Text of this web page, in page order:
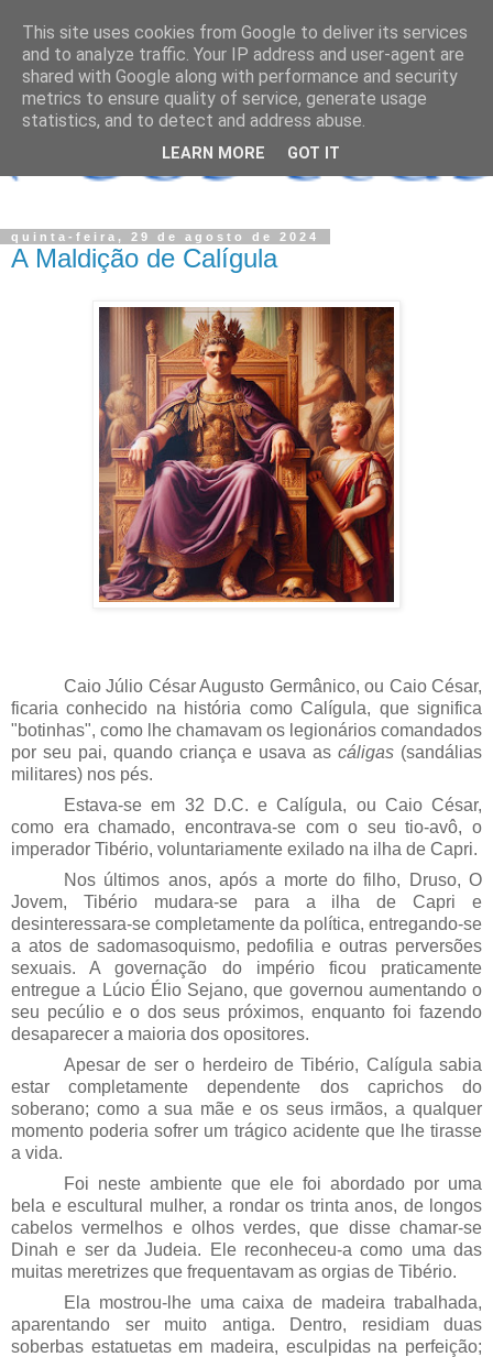
quinta-feira, 29 de agosto de 2024
A Maldição de Calígula
Caio Júlio César Augusto Germânico, ou Caio César,
ficaria conhecido na história como Calígula, que significa
"botinhas", como lhe chamavam os legionários comandados
por seu pai, quando criança e usava ascáligas (sandálias
militares) nos pés.
Estava-se em 32 D.C. e Calígula, ou Caio César,
como era chamado, encontrava-se com o seu tio-avô, o
imperador Tibério, voluntariamente exilado na ilha de Capri.
Nos últimos anos, após a morte do filho, Druso, O
Jovem, Tibério mudara-se para a ilha de Capri e
desinteressara-se completamente da política, entregando-se
a atos de sadomasoquismo, pedofilia e outras perversões
sexuais. A governação do império ficou praticamente
entregue a Lúcio Élio Sejano, que governou aumentando o
seu pecúlio e o dos seus próximos, enquanto foi fazendo
desaparecer a maioria dos opositores.
Apesar de ser o herdeiro de Tibério, Calígula sabia
estar completamente dependente dos caprichos do
soberano; como a sua mãe e os seus irmãos, a qualquer
momento poderia sofrer um trágico acidente que lhe tirasse
a vida.
Foi neste ambiente que ele foi abordado por uma
bela e escultural mulher, a rondar os trinta anos, de longos
cabelos vermelhos e olhos verdes, que disse chamar-se
Dinah e ser da Judeia. Ele reconheceu-a como uma das
muitas meretrizes que frequentavam as orgias de Tibério.
Ela mostrou-lhe uma caixa de madeira trabalhada,
aparentando ser muito antiga. Dentro, residiam duas
soberbas estatuetas em madeira, esculpidas na perfeição;
This site uses cookies from Google to deliver its services
and to analyze traffic. Your IP address and user-agent are
shared with Google along with performance and security
metrics to ensure quality of service, generate usage
statistics, and to detect and address abuse.
LEARN MORE GOT IT